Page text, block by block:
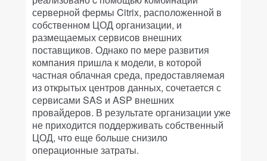
серверной фермы Citrix, расположенной в
собственном ЦОД организации, и
размещаемых сервисов внешних
поставщиков. Однако по мере развития
компания пришла к модели, в которой
частная облачная среда, предоставляемая
из открытых центров данных, сочетается с
сервисами SAS и ASP внешних
провайдеров. В результате организации уже
не приходится поддерживать собственный
ЦОД, что еще больше снизило
операционные затраты.